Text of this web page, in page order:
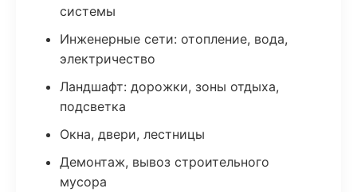
системы
Инженерные сети: отопление, вода,
электричество
Ландшафт: дорожки, зоны отдыха,
подсветка
Окна, двери, лестницы
Демонтаж, вывоз строительного
мусора